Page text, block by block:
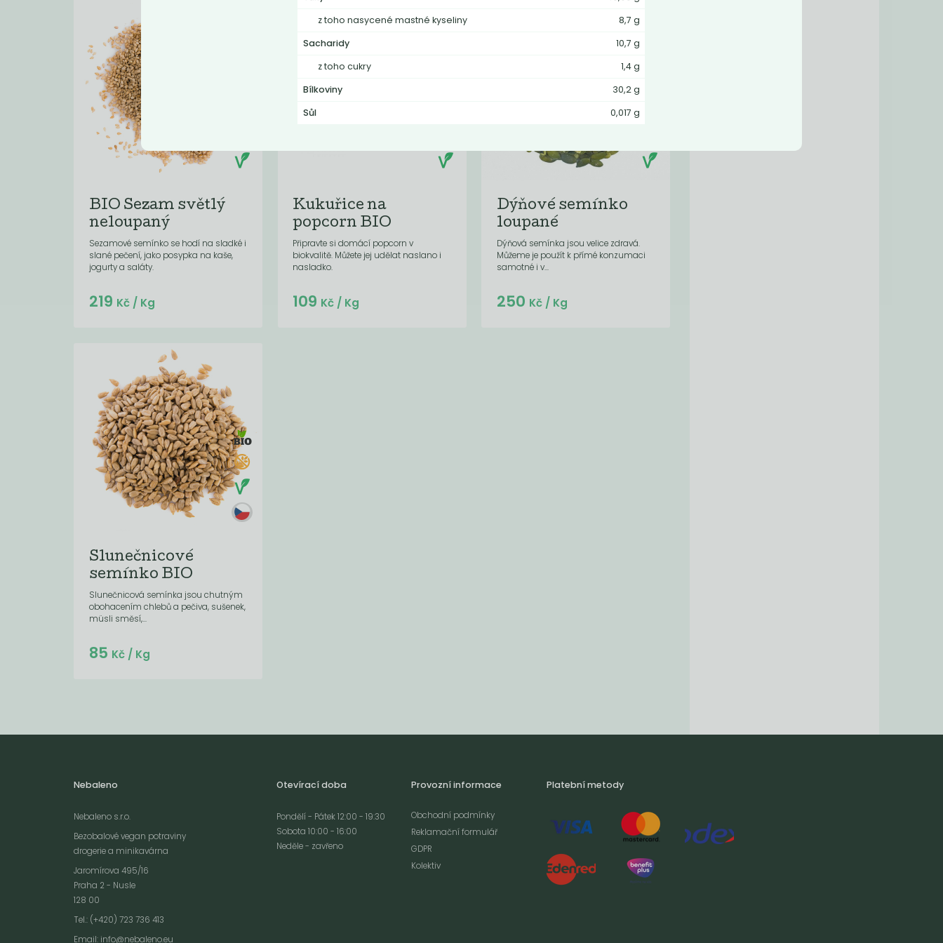
BIO Sezam světlý
neloupaný
Sezamové semínko se hodí na sladké i
slané pečení, jako posypka na kaše,
jogurty a saláty.
Do košíku:
219 Kč/ Kg
Kukuřice na
popcorn BIO
Připravte si domácí popcorn v
biokvalitě. Můžete jej udělat naslano i
nasladko.
Do košíku:
109 Kč / Kg
Dýňové semínko
loupané
Dýňová semínka jsou velice zdravá.
Můžeme je použít k přímé konzumaci
samotné i v...
Do košíku:
250 Kč/ Kg
Slunečnicové
semínko BIO
Slunečnicová semínka jsou chutným
obohacením chlebů a pečiva, sušenek,
müsli směsí,...
Do košíku:
85 Kč/ Kg
Nebaleno
Nebaleno s.r.o.
Bezobalové vegan potraviny
drogerie a minikavárna
Jaromírova 495/16
Praha 2 - Nusle
128 00
Tel.: (+420) 723 736 413
Email: info@nebaleno.eu
Otevírací doba
Pondělí - Pátek 12:00 - 19:30
Sobota 10:00 - 16:00
Neděle - zavřeno
Provozní informace
Obchodní podmínky
Reklamační formulář
GDPR
Kolektiv
Platební metody
z toho nasycené mastné kyseliny
8,7 g
Sacharidy
10,7 g
z toho cukry
1,4 g
Bílkoviny
30,2 g
Sůl
0,017 g
Webové stránky používají k poskytování služeb, personalizaci reklam a analýze